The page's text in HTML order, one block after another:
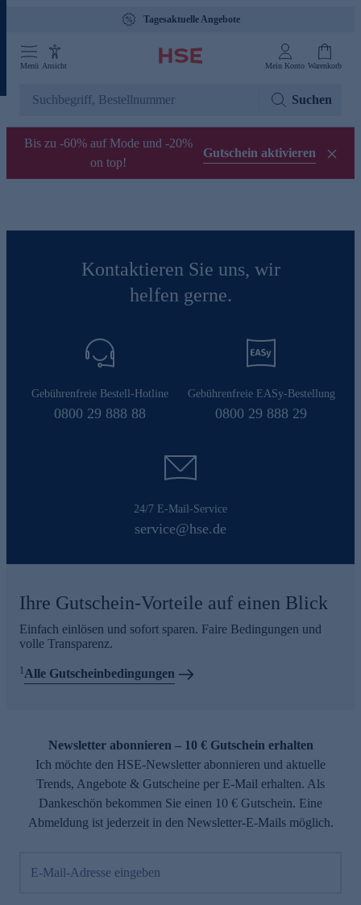
Tagesaktuelle Angebote
Menü Ansicht Mein Konto Warenkorb
Suchen
Bis zu -60% auf Mode und -20%
on top!
Gutschein aktivieren
Kontaktieren Sie uns, wir
helfen gerne.
Gebührenfreie Bestell-Hotline
0800 29 888 88
Gebührenfreie EASy-Bestellung
0800 29 888 29
24/7 E-Mail-Service
service@hse.de
Ihre Gutschein-Vorteile auf einen Blick
Einfach einlösen und sofort sparen. Faire Bedingungen und
volle Transparenz.
1Alle Gutscheinbedingungen
Newsletter abonnieren – 10 € Gutschein erhalten
Ich möchte den HSE-Newsletter abonnieren und aktuelle
Trends, Angebote & Gutscheine per E-Mail erhalten. Als
Dankeschön bekommen Sie einen 10 € Gutschein. Eine
Abmeldung ist jederzeit in den Newsletter-E-Mails möglich.
E-Mail-Adresse eingeben